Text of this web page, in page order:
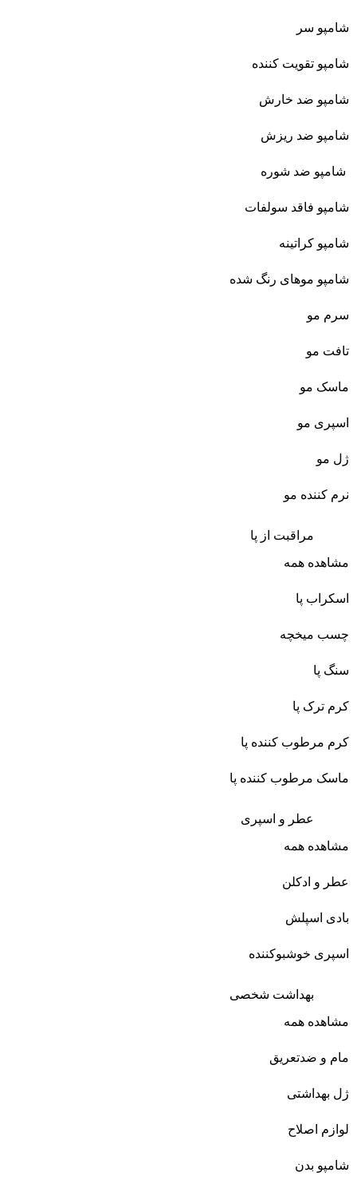
شامپو سر
شامپو تقویت کننده
شامپو ضد خارش
شامپو ضد ریزش
شامپو ضد شوره
شامپو فاقد سولفات
شامپو کراتینه
شامپو موهای رنگ شده
سرم مو
تافت مو
ماسک مو
اسپری مو
ژل مو
نرم کننده مو
مراقبت از پا
مشاهده همه
اسکراب پا
چسب میخچه
سنگ پا
کرم ترک پا
کرم مرطوب کننده پا
ماسک مرطوب کننده پا
عطر و اسپری
مشاهده همه
عطر و ادکلن
بادی اسپلش
اسپری خوشبوکننده
بهداشت شخصی
مشاهده همه
مام و ضدتعریق
ژل بهداشتی
لوازم اصلاح
شامپو بدن